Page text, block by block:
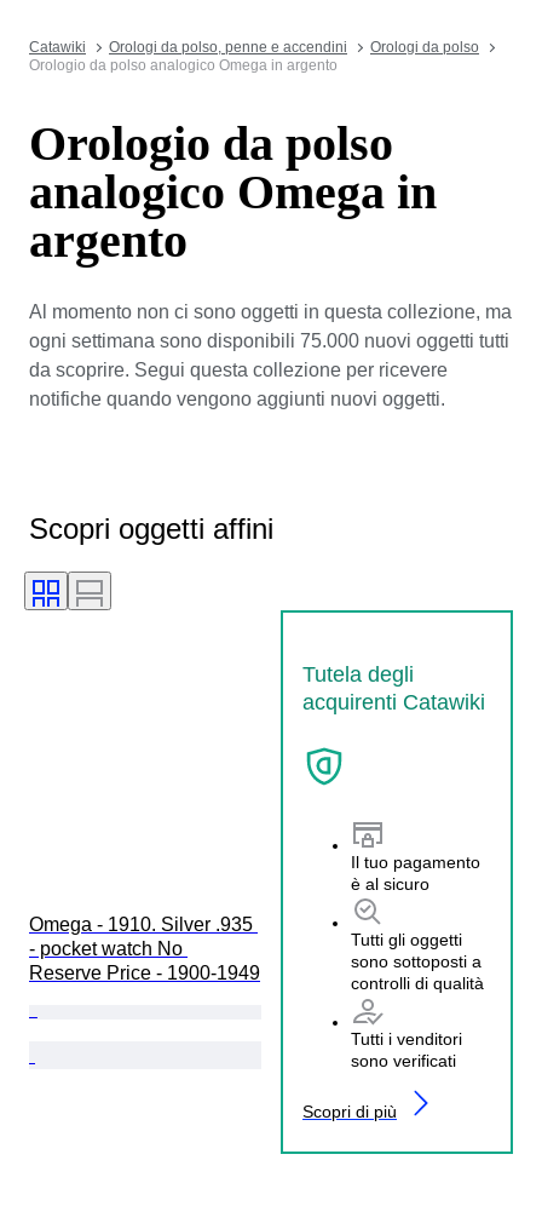
Catawiki Orologi da polso, penne e accendini
Orologi da polso
Orologio da polso analogico Omega in argento
Orologio da polso
analogico Omega in
argento
Al momento non ci sono oggetti in questa collezione, ma
ogni settimana sono disponibili 75.000 nuovi oggetti tutti
da scoprire. Segui questa collezione per ricevere
notifiche quando vengono aggiunti nuovi oggetti.
Scopri oggetti affini
Tutela degli
acquirenti Catawiki
Il tuo pagamento
è al sicuro
Tutti gli oggetti
sono sottoposti a
controlli di qualità
Tutti i venditori
sono verificati
Scopri di più
Omega - 1910. Silver .935
- pocket watch No
Reserve Price - 1900-1949